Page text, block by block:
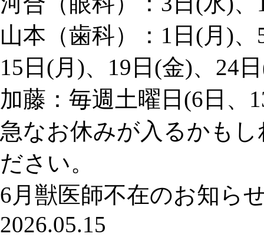
山本（歯科）：1日(月)
15日(月)、19日(金)、24
加藤：毎週土曜日(6日、
急なお休みが入るかも
ださい。
6月獣医師不在のお知ら
2026.05.15